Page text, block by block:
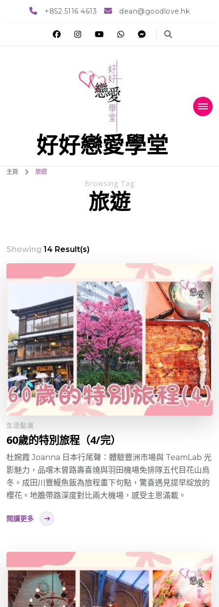
+852 5116 4613 dean@goodlove.hk
好好戀愛學堂
主頁 旅遊
Browsing Tag
旅遊
Showing14 Result(s)
生活點滴
60歲的特別旅程（4/完）
杜婉霞 Joanna 日本行尾聲：體驗豐洲市場與 TeamLab 光
影魅力，品嚐木曾路壽喜燒與羽田機場免排隊五代目花山烏
冬。成田川豐鰻魚飯為旅程畫下句點，驚喜遇見提早綻放的
櫻花。地膽帶路深度對比兩大機場，感受主恩滿載。
閱讀更多